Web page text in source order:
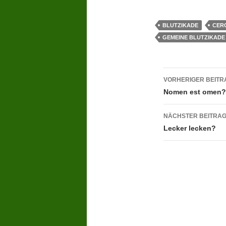
BLUTZIKADE
GEMEINE BLUTZIKADE
VORHERIGER
Nomen est omen?
NÄCHSTER BEITRAG
Lecker lecken?